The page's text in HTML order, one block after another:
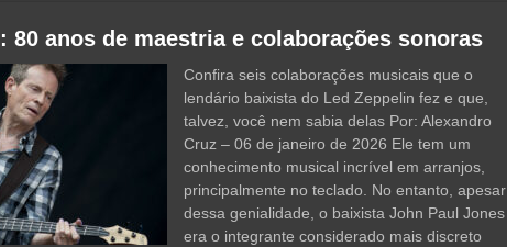
80 anos de maestria e colaborações sonoras
Confira seis colaborações musicais que o
lendário baixista do Led Zeppelin fez e que,
talvez, você nem sabia delas Por: Alexandro
Cruz – 06 de janeiro de 2026 Ele tem um
conhecimento musical incrível em arranjos,
principalmente no teclado. No entanto, apesar
dessa genialidade, o baixista John Paul Jones
era o integrante considerado mais discreto